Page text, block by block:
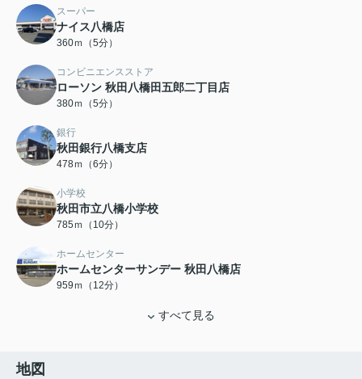
スーパー
ナイス八橋店
360ｍ（5分）
コンビニエンスストア
ローソン 秋田八橋田五郎二丁目店
380ｍ（5分）
銀行
秋田銀行八橋支店
478ｍ（6分）
小学校
秋田市立八橋小学校
785ｍ（10分）
ホームセンター
ホームセンターサンデー 秋田八橋店
959ｍ（12分）
すべて見る
地図